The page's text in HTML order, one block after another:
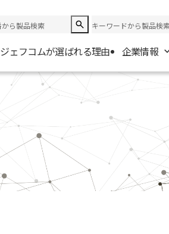
ジェフコムが選ばれる理由 企業情報
企業情報
会社概要
電材取扱商社一覧